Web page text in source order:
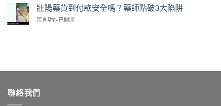
怎
麼
師
你
免
處
方
你
灣
怎
壯
陽
藥
師
你
依
壯陽藥貨到付款安全嗎？藥師點破3大陷阱
在
全
留言功能已關閉
聯絡我們